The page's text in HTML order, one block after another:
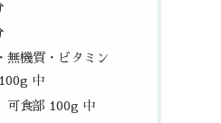
無機質・ビタミン
中
可食部 100g 中